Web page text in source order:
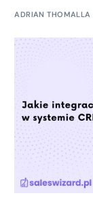
ADRIAN THOMALLA